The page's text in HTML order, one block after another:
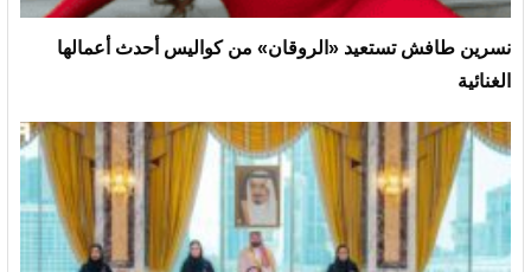
نسرين طافش تستعيد «الروقان» من كواليس أحدث أعمالها
الغنائية